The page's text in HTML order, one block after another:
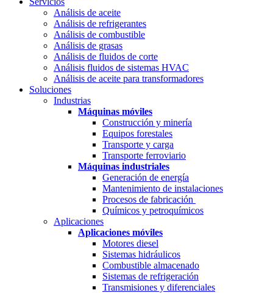
Análisis de aceite
Análisis de refrigerantes
Análisis de combustible
Análisis de grasas
Análisis de fluidos de corte
Análisis fluidos de sistemas HVAC
Análisis de aceite para transformadores
Soluciones
Industrias
Máquinas móviles
Construcción y minería
Equipos forestales
Transporte y carga
Transporte ferroviario
Máquinas industriales
Generación de energía
Mantenimiento de instalaciones
Procesos de fabricación
Químicos y petroquímicos
Aplicaciones
Aplicaciones móviles
Motores diesel
Sistemas hidráulicos
Combustible almacenado
Sistemas de refrigeración
Transmisiones y diferenciales